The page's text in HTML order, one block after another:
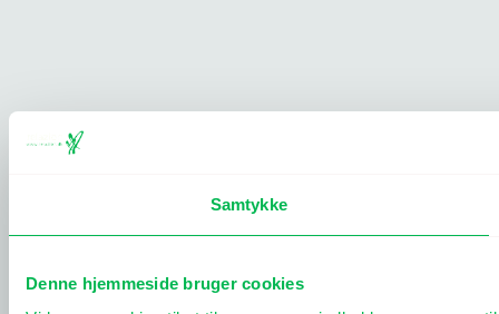
Samtykke
Denne hjemmeside bruger cookies